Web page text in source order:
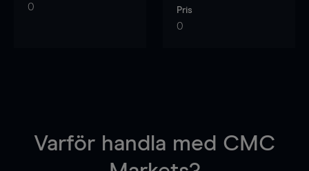
0 Pris
0
Varför handla med CMC